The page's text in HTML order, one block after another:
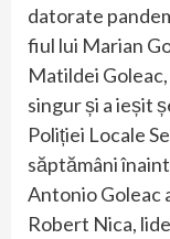
datorate
fiul lui Marian
Matildei
singur și a ieșit
Poliției Locale
săptămâni
Antonio Goleac
Robert Nica,